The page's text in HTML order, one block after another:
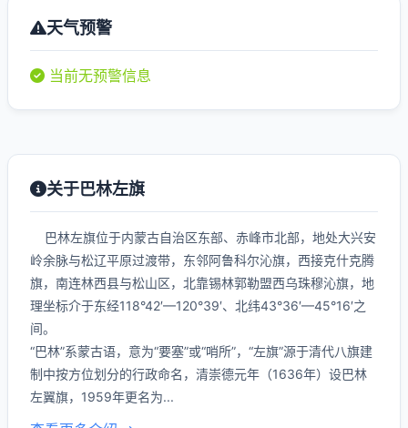
天气预警
当前无预警信息
关于巴林左旗
巴林左旗位于内蒙古自治区东部、赤峰市北部，地处大兴安
岭余脉与松辽平原过渡带，东邻阿鲁科尔沁旗，西接克什克腾
旗，南连林西县与松山区，北靠锡林郭勒盟西乌珠穆沁旗，地
理坐标介于东经118°42′—120°39′、北纬43°36′—45°16′之
间。
“巴林”系蒙古语，意为“要塞”或“哨所”，“左旗”源于清代八旗建
制中按方位划分的行政命名，清崇德元年（1636年）设巴林
左翼旗，1959年更名为...